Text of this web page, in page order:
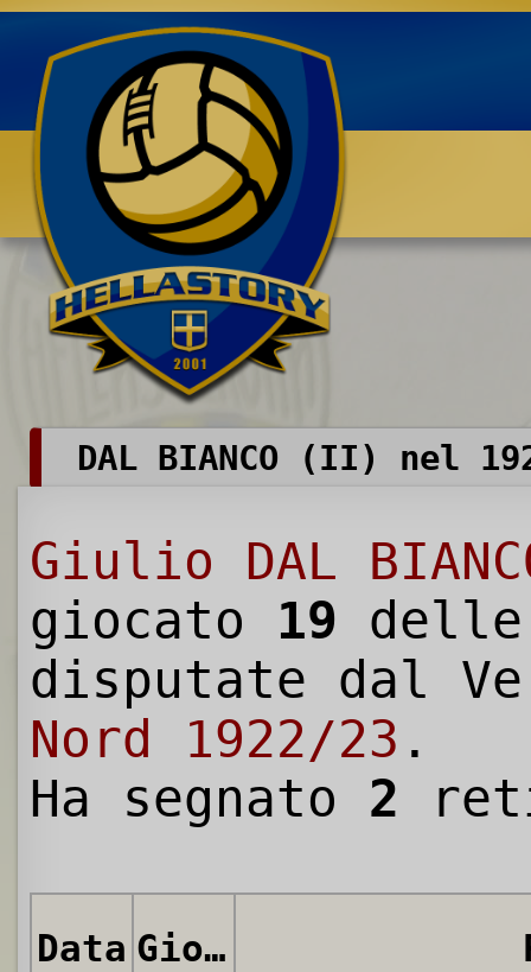
Benvenuti su HELLASTORY.net
DAL BIANCO (II) nel
Giulio DAL
giocato 19
disputate dal
Nord 1922/23 .
Ha segnato 2
Data Giornata